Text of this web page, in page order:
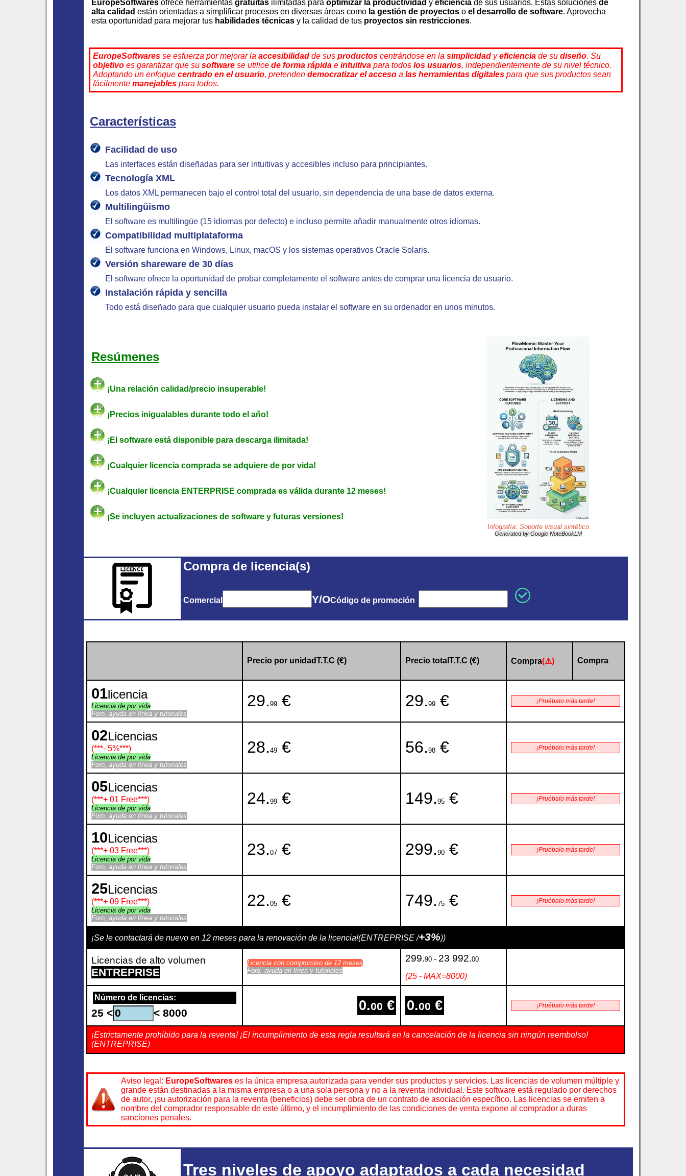
EuropeSoftwares ofrece herramientas gratuitas ilimitadas para optimizar la productividad y eficiencia de sus usuarios. Estas soluciones de
alta calidad están orientadas a simplificar procesos en diversas áreas como la gestión de proyectos o el desarrollo de software. Aprovecha
esta oportunidad para mejorar tus habilidades técnicas y la calidad de tus proyectos sin restricciones.
EuropeSoftwares se esfuerza por mejorar la accesibilidad de sus productos centrándose en la simplicidad yeficiencia de su diseño. Su
objetivo es garantizar que su software se utilice de forma rápida e intuitiva para todos los usuarios, independientemente de su nivel técnico.
Adoptando un enfoque centrado en el usuario, pretenden democratizar el acceso a las herramientas digitales para que sus productos sean
fácilmente manejables para todos.
Características
Facilidad de uso
Las interfaces están diseñadas para ser intuitivas y accesibles incluso para principiantes.
Tecnología XML
Los datos XML permanecen bajo el control total del usuario, sin dependencia de una base de datos externa.
Multilingüismo
El software es multilingüe (15 idiomas por defecto) e incluso permite añadir manualmente otros idiomas.
Compatibilidad multiplataforma
El software funciona en Windows, Linux, macOS y los sistemas operativos Oracle Solaris.
Versión shareware de 30 días
El software ofrece la oportunidad de probar completamente el software antes de comprar una licencia de usuario.
Instalación rápida y sencilla
Todo está diseñado para que cualquier usuario pueda instalar el software en su ordenador en unos minutos.
Resúmenes
¡Una relación calidad/precio insuperable!
¡Precios inigualables durante todo el año!
¡El software está disponible para descarga ilimitada!
¡Cualquier licencia comprada se adquiere de por vida!
¡Cualquier licencia ENTERPRISE comprada es válida durante 12 meses!
¡Se incluyen actualizaciones de software y futuras versiones!
Infografía: Soporte visual sintético
Generated by Google NoteBookLM
Compra de licencia(s)
Comercial Y/OCódigo de promoción
Precio por unidadT.T.C (€) Precio totalT.T.C (€) Compra(⚠) Compra
01licencia
Licencia de por vida
Foro, ayuda en línea y tutoriales
29. 99 € 29. 99 € ¡Pruébalo más tarde!
02Licencias
(***- 5%***)
Licencia de por vida
Foro, ayuda en línea y tutoriales
28. 49 € 56. 98 € ¡Pruébalo más tarde!
05Licencias
(***+ 01 Free***)
Licencia de por vida
Foro, ayuda en línea y tutoriales
24. 99 € 149. 95 € ¡Pruébalo más tarde!
10Licencias
(***+ 03 Free***)
Licencia de por vida
Foro, ayuda en línea y tutoriales
23. 07 € 299. 90 € ¡Pruébalo más tarde!
25Licencias
(***+ 09 Free***)
Licencia de por vida
Foro, ayuda en línea y tutoriales
22. 05 € 749. 75 € ¡Pruébalo más tarde!
¡Se le contactará de nuevo en 12 meses para la renovación de la licencia!(ENTREPRISE /+3%))
Licencias de alto volumen
ENTREPRISE
Licencia con compromiso de 12 meses
Foro, ayuda en línea y tutoriales
299.90 - 23 992.00
(25 - MAX=8000)
Número de licencias:
25 < < 8000 0.00 € 0.00 € ¡Pruébalo más tarde!
¡Estrictamente prohibido para la reventa! ¡El incumplimiento de esta regla resultará en la cancelación de la licencia sin ningún reembolso!
(ENTREPRISE)
Aviso legal: EuropeSoftwares es la única empresa autorizada para vender sus productos y servicios. Las licencias de volumen múltiple y
grande están destinadas a la misma empresa o a una sola persona y no a la reventa individual. Este software está regulado por derechos
de autor, ¡su autorización para la reventa (beneficios) debe ser obra de un contrato de asociación específico. Las licencias se emiten a
nombre del comprador responsable de este último, y el incumplimiento de las condiciones de venta expone al comprador a duras
sanciones penales.
Tres niveles de apoyo adaptados a cada necesidad